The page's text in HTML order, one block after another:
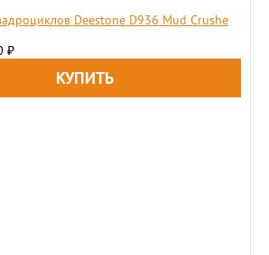
Deestone D936 Mud Crushe
₽